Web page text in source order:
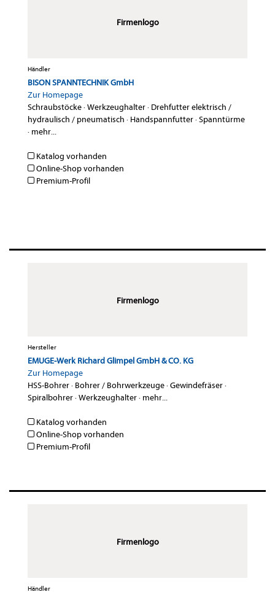
Firmenlogo
Händler
BISON SPANNTECHNIK GmbH
Zur Homepage
Schraubstöcke·Werkzeughalter· Drehfutter elektrisch /
hydraulisch / pneumatisch · Handspannfutter·Spanntürme
· mehr...
Katalog vorhanden
Online-Shop vorhanden
Premium-Profil
Firmenlogo
Hersteller
EMUGE-Werk Richard Glimpel GmbH & CO. KG
Zur Homepage
HSS-Bohrer· Bohrer / Bohrwerkzeuge·Gewindefräser·
Spiralbohrer·Werkzeughalter· mehr...
Katalog vorhanden
Online-Shop vorhanden
Premium-Profil
Firmenlogo
Händler